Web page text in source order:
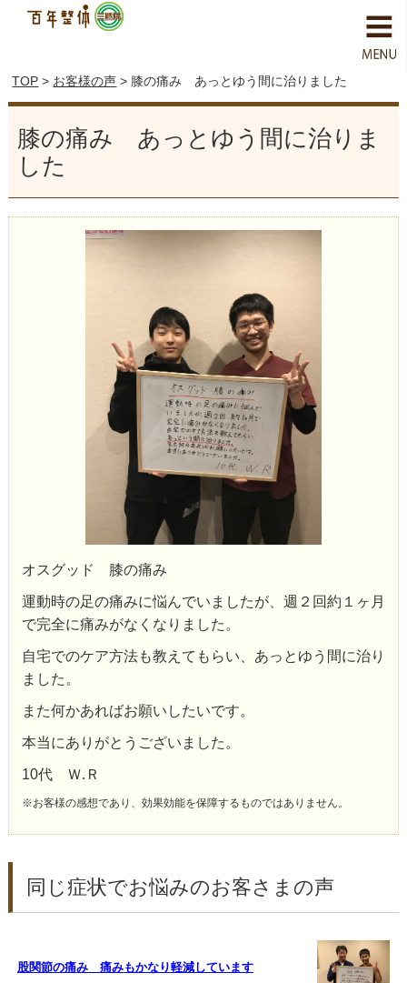
TOP > お客様の声 > 膝の痛み あっとゆう間に治りました
膝の痛み あっとゆう間に治りま
した
オスグッド 膝の痛み
運動時の足の痛みに悩んでいましたが、週２回約１ヶ月
で完全に痛みがなくなりました。
自宅でのケア方法も教えてもらい、あっとゆう間に治り
ました。
また何かあればお願いしたいです。
本当にありがとうございました。
10代 Ｗ.Ｒ
※お客様の感想であり、効果効能を保障するものではありません。
同じ症状でお悩みのお客さまの声
股関節の痛み 痛みもかなり軽減しています